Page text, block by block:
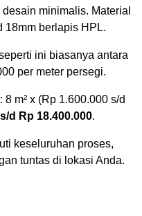
minimalis. Material
18mm berlapis HPL.
ini biasanya antara
per meter persegi.
m² x (Rp 1.600.000 s/d
d Rp 18.400.000.
keseluruhan proses,
tuntas di lokasi Anda.